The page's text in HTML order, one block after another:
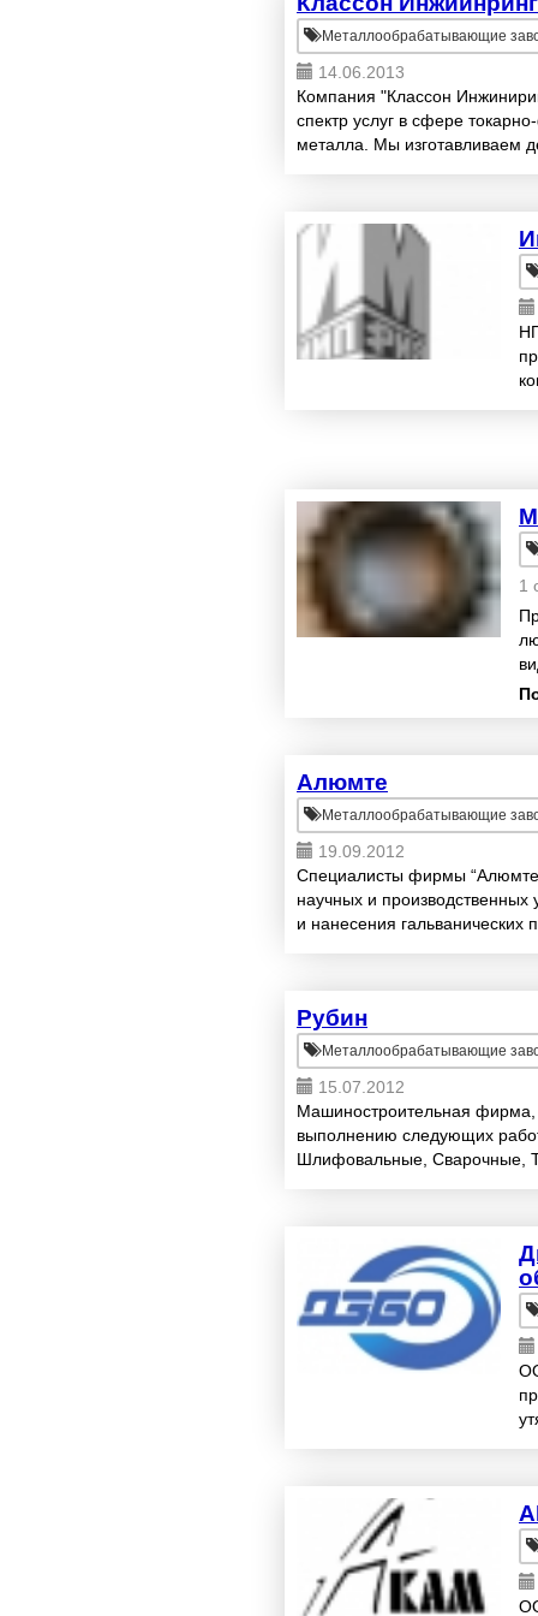
Металлообрабатывающие
14.06.2013
Компания "Классон
спектр услуг в сфере
металла. Мы изготавливаем
1
Алюмте
Металлообрабатывающие
19.09.2012
Специалисты фирмы
научных и производственных
и нанесения гальванических
Рубин
Металлообрабатывающие
15.07.2012
Машиностроительная фирма,
выполнению следующих
Шлифовальные, Сварочные,